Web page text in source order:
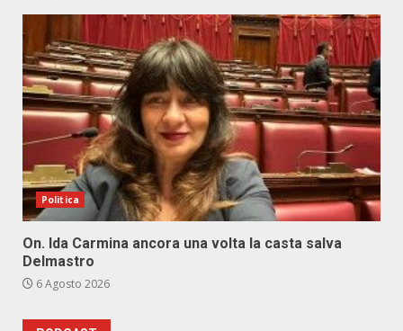
Politica
On. Ida Carmina ancora una volta la casta salva
Delmastro
6 Agosto 2026